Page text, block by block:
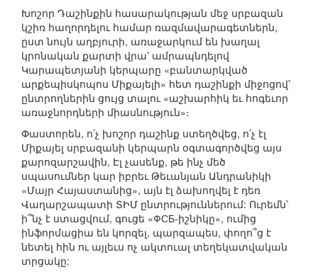
Խոշոր Դաշինքին հասարակության մեջ սրբազան
կշիռ հաղորդելու համար ռազմավարագետներն,
ըստ նույն աղբյուրի, առաջարկում են խաղալ
կրոնական քարտի վրա՝ ամրապնդելով
Կարապետյանի կերպարը «բանտարկված
արքեպիսկոպոս Միքայելի» հետ դաշինքի միջոցով՝
ընտրողներին ցույց տալու «աշխարհիկ եւ հոգեւոր
առաջնորդների միասնություն»։
Փաստորեն, ո՛չ խոշոր դաշինք ստեղծվեց, ո՛չ էլ
Միքայել սրբազանի կերպարն օգտագործվեց այս
քարոզարշավին, Էլ չասենք, թե ինչ մեծ
սպասումներ կար իբրեւ Թեւանյան Անդրանիկի
«Մայր Հայաստանից», այն էլ ձախողվել է դեռ
Վաղարշապատի ՏԻՄ ընտրություններում: Ուրեմն՝
ի՞նչ է ստացվում, գուցե «ФСБ-իշնիկը», ումից
ինֆորմացիա են կորզել, պարզապես, փողո՞ց է
նետել հին ու այլեւս ոչ ակտուալ տեղեկատվական
տրցակը: